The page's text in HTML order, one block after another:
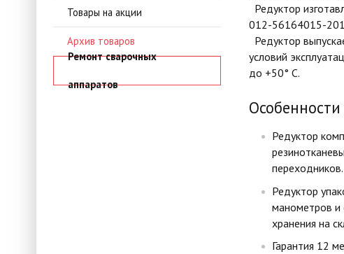
Товары на акции
Архив товаров
Ремонт сварочных
аппаратов
Редуктор
012-56164015-
Редуктор
условий
до +50° С.
Редуктор
переходников.
Редуктор
манометров и
хранения на
Гарантия 12